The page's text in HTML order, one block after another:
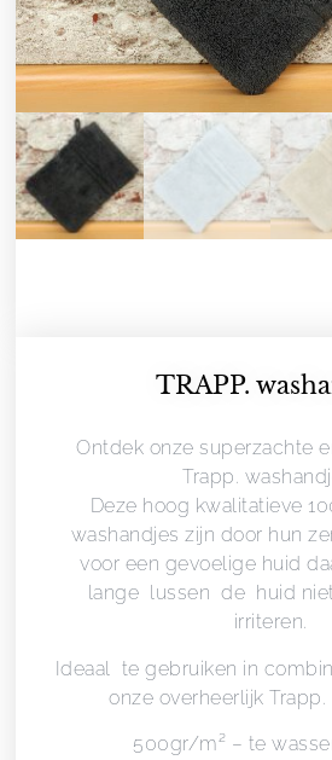
TRAPP.
Ontdek onze superzachte
Trapp.
Deze hoog kwalitatieve
washandjes zijn door hun
voor een gevoelige huid
lange lussen de huid
irriteren.
Ideaal te gebruiken in
onze overheerlijk
500gr/m² – te